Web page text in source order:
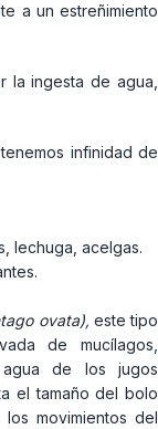
a un estreñimiento
la ingesta de agua,
, tenemos infinidad de
lechuga, acelgas.
ovata), este tipo
de mucílagos,
de los jugos
el tamaño del bolo
movimientos del